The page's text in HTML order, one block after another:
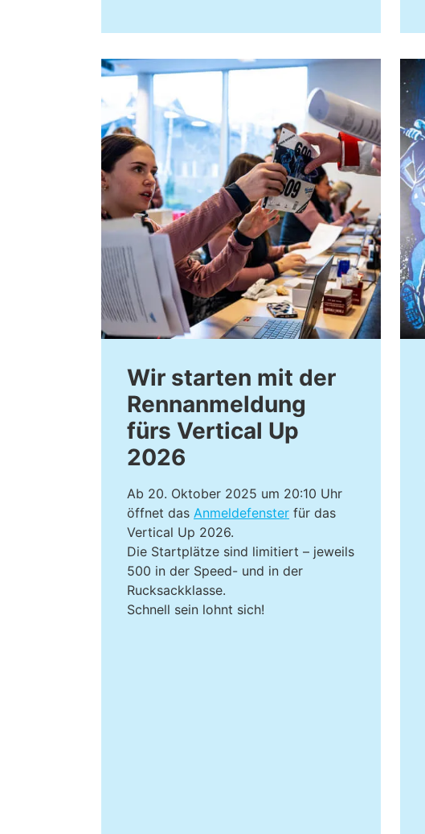
Wir starten mit der
Rennanmeldung
fürs Vertical Up
2026
Ab 20. Oktober 2025 um 20:10 Uhr
öffnet das Anmeldefenster für das
Vertical Up 2026.
Die Startplätze sind limitiert – jeweils
500 in der Speed- und in der
Rucksackklasse.
Schnell sein lohnt sich!